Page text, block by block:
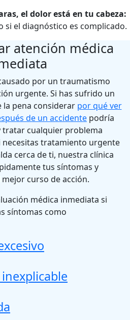
el dolor está en tu cabeza:
si el diagnóstico es complicado.
atención médica
por un traumatismo
urgente. Si has sufrido un
la pena considerar por qué ver
de un accidente podría
tratar cualquier problema
necesitas tratamiento urgente
cerca de ti, nuestra clínica
tus síntomas y
curso de acción.
médica inmediata si
síntomas como